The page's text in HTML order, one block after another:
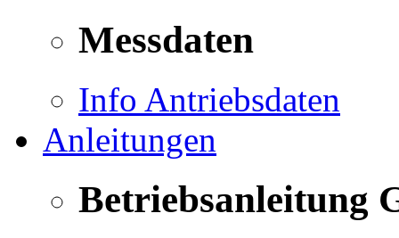
Messdaten
Info Antriebsdaten
Anleitungen
Betriebsanleitung